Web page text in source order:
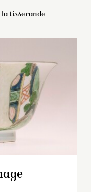
la tisserande